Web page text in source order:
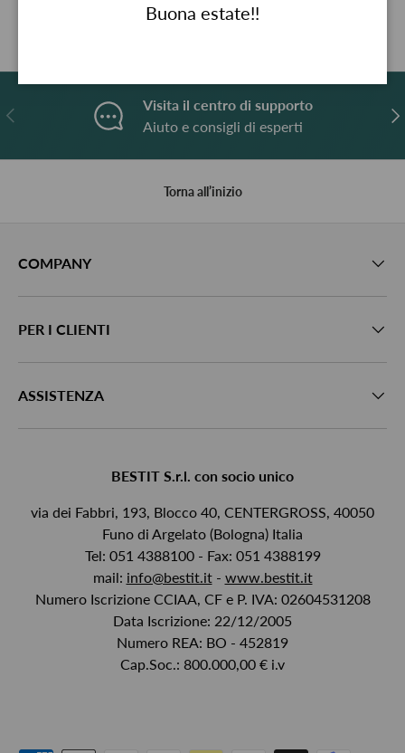
Buona estate!!
Indietro
Visita il centro di supporto
Aiuto e consigli di esperti
Torna all’inizio
COMPANY
PER I CLIENTI
ASSISTENZA
BESTIT S.r.l. con socio unico
via dei Fabbri, 193, Blocco 40, CENTERGROSS, 40050
Funo di Argelato (Bologna) Italia
Tel: 051 4388100 - Fax: 051 4388199
mail: info@bestit.it- www.bestit.it
Numero Iscrizione CCIAA, CF e P. IVA: 02604531208
Data Iscrizione: 22/12/2005
Numero REA: BO - 452819
Cap.Soc.: 800.000,00 € i.v